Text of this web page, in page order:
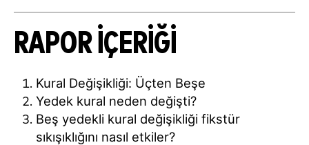
RAPOR İÇERIĞI
Kural Değişikliği: Üçten Beşe
Yedek kural neden değişti?
Beş yedekli kural değişikliği fikstür
sıkışıklığını nasıl etkiler?